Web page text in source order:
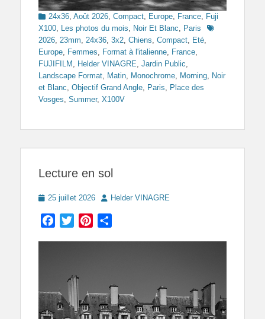
Categories
24x36 Août 2026 Compact Europe France Fuji
X100 Les photos du mois Noir Et Blanc Paris
Tags
2026 23mm 24x36 3x2 Chiens Compact Eté
Europe Femmes Format à l'italienne France
FUJIFILM
Helder VINAGRE Jardin Public
Landscape Format Matin Monochrome Morning Noir
et Blanc Objectif Grand Angle Paris
Place des
Vosges Summer, X100V
Lecture en sol
Posted
25 juillet 2026 AuthorHelder VINAGRE
Facebook
TwitterPinterest